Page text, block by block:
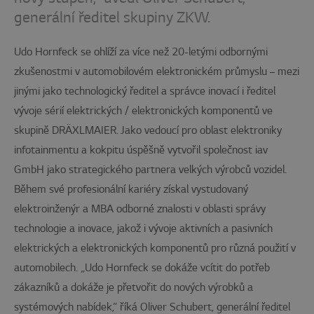
generální ředitel skupiny ZKW.
Udo Hornfeck se ohlíží za více než 20-letými odbornými
zkušenostmi v automobilovém elektronickém průmyslu – mezi
jinými jako technologický ředitel a správce inovací i ředitel
vývoje sérií elektrických / elektronických komponentů ve
skupině DRÄXLMAIER. Jako vedoucí pro oblast elektroniky
infotainmentu a kokpitu úspěšně vytvořil společnost iav
GmbH jako strategického partnera velkých výrobců vozidel.
Během své profesionální kariéry získal vystudovaný
elektroinženýr a MBA odborné znalosti v oblasti správy
technologie a inovace, jakož i vývoje aktivních a pasivních
elektrických a elektronických komponentů pro různá použití v
automobilech. „Udo Hornfeck se dokáže vcítit do potřeb
zákazníků a dokáže je přetvořit do nových výrobků a
systémových nabídek,” říká Oliver Schubert, generální ředitel